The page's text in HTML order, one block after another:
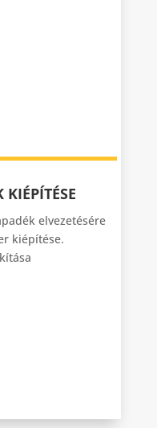
elvezetésére
kiépítése.